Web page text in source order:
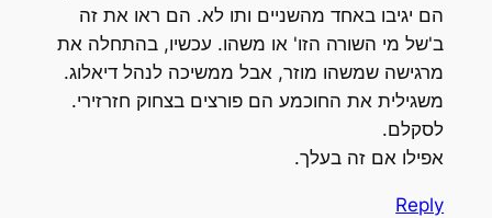
הם יגיבו באחד מהשניים ותו לא. הם ראו את זה
ב'של מי השורה הזו' או משהו. עכשיו, בהתחלה את
מרגישה שמשהו מוזר, אבל ממשיכה לנהל דיאלוג.
משגילית את החוכמע הם פורצים בצחוק חזרזירי.
לסקלם.
אפילו אם זה בעלך.
Reply